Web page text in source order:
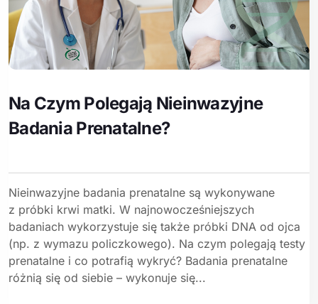
Na Czym Polegają Nieinwazyjne
Badania Prenatalne?
Nieinwazyjne badania prenatalne są wykonywane
z próbki krwi matki. W najnowocześniejszych
badaniach wykorzystuje się także próbki DNA od ojca
(np. z wymazu policzkowego). Na czym polegają testy
prenatalne i co potrafią wykryć? Badania prenatalne
różnią się od siebie – wykonuje się...